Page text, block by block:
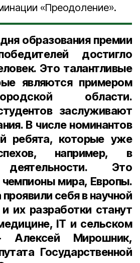
«Преодоление».
образования премии
достигло
Это талантливые
являются примером
области.
заслуживают
В числе номинантов
ребята, которые уже
например, в
деятельности. Это
мира, Европы.
себя в научной
их разработки станут
IT и сельском
Алексей Мирошник,
Государственной